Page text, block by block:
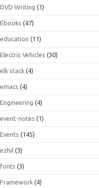
DVD Writing (1)
Ebooks (47)
education (11)
Electric Vehicles (30)
elk stack (4)
emacs (4)
Engineering (4)
event-notes (1)
Events (145)
ezhil (3)
fonts (3)
Framework (4)